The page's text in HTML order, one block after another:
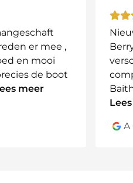
autopilot-upgrade
real-time GPS-tracking,
en een betrouwbaar
vissers die hun
willen maken
geniet van ultieme
er mee ,
en mooi
de boot
meer
A